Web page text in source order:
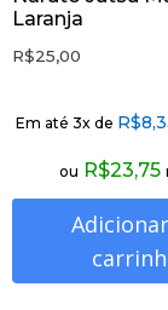
Laranja
R$25,00
Em até 3x de R$
ou R$23,75